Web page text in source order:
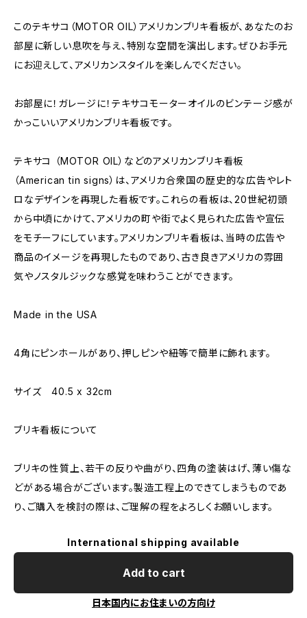
このテキサコ（MOTOR OIL）アメリカンブリキ看板が、あなたのお
部屋に新しい息吹を与え、特別な空間を演出します。ぜひお手元
にお迎えして、アメリカンスタイルを楽しんでください。
お部屋に！ガレージに！テキサコモーターオイルのビンテージ感が
かっこいいアメリカンブリキ看板です。
テキサコ （MOTOR OIL）などのアメリカンブリキ看板
（American tin signs）は、アメリカ合衆国の歴史的な広告やレト
ロなデザインを再現した看板です。これらの看板は、20世紀初頭
から中頃にかけて、アメリカの町や街でよく見られた広告や宣伝
をモチーフにしています。アメリカンブリキ看板は、当時の広告や
商品のイメージを再現したものであり、古き良きアメリカの雰囲
気やノスタルジックな感覚を味わうことができます。
Made in the USA
4角にピンホールがあり、押しピンや紐等で簡単に飾れます。
サイズ 40.5 x 32cm
ブリキ看板について
ブリキの性質上、若干の反りや曲がり、四角の塗装はげ、薄い傷な
どがある場合がございます。製造工程上のできてしまうものであ
り、ご購入を検討の際は、ご理解の程をよろしくお願いします。
International shipping available
Add to cart
日本国内にお住まいの方向け